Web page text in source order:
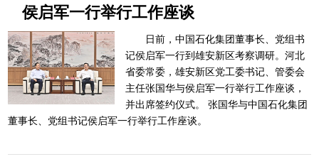
侯启军一行举行工作座谈
日前，中国石化集团董事长、党组书
记侯启军一行到雄安新区考察调研。河北
省委常委，雄安新区党工委书记、管委会
主任张国华与侯启军一行举行工作座谈，
并出席签约仪式。 张国华与中国石化集团
董事长、党组书记侯启军一行举行工作座谈。